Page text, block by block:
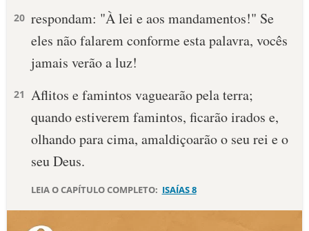
10 MANDAMENTOS
ESTUDOS BÍBLICOS
ESBOÇOS DE PREGAÇÃO
TEMAS
PERGUNTE À BÍBLIA
20 respondam: "À lei e aos mandamentos!" Se
eles não falarem conforme esta palavra, vocês
jamais verão a luz!
21 Aflitos e famintos vaguearão pela terra;
quando estiverem famintos, ficarão irados e,
olhando para cima, amaldiçoarão o seu rei e o
seu Deus.
LEIA O CAPÍTULO COMPLETO: ISAÍAS 8